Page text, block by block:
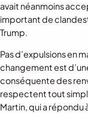
avait néanmoins
important de
Trump.
Pas d’expulsions en
changement est
conséquente des
respectent tout
Martin, qui a répondu à